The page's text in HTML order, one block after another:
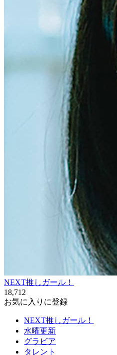
NEXT推しガール！
18,712
お気に入りに登録
NEXT推しガール！
水曜更新
グラビア
タレント